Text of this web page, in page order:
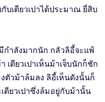
เตียวเปาได้ประมาณ ยี่สิบ
กำลังมากนัก กลัวลิอี้จะแพ้
เตียวเปาเห็นม้าเจ็บนักก็ชัก
ตัวม้าล้มลง ลิอี้เห็นดังนั้นก็
ตียวเปาซึ่งล้มอยู่กับม้านั้น